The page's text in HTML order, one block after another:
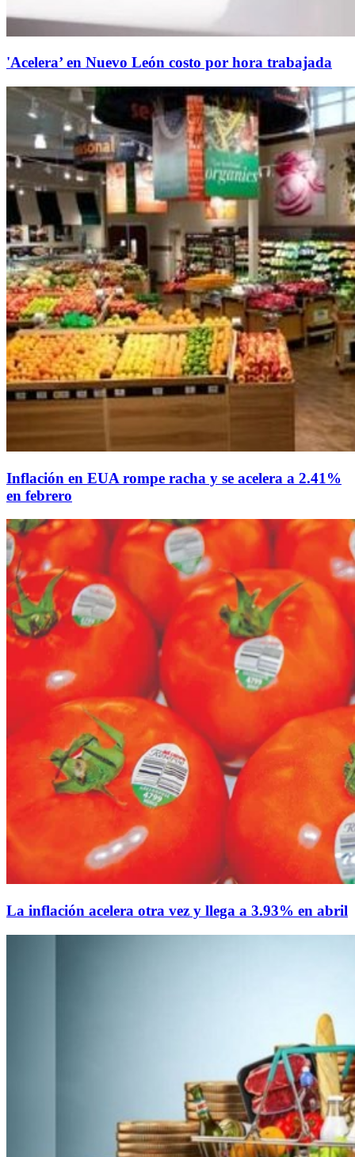
'Acelera’ en Nuevo León costo por hora trabajada
Inflación en EUA rompe racha y se acelera a 2.41%
en febrero
La inflación acelera otra vez y llega a 3.93% en abril